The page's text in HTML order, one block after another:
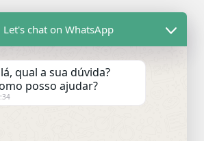
às 17h
às 17h
Let's chat on WhatsApp
qual a sua dúvida?
posso ajudar?